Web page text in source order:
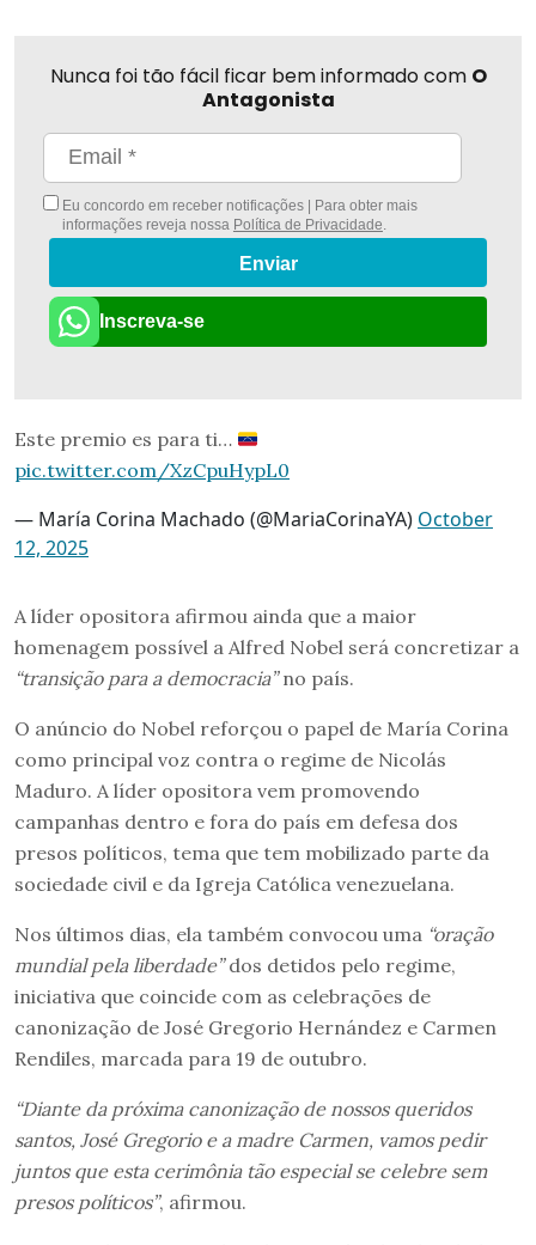
Nunca foi tão fácil ficar bem informado com O
Antagonista
Eu concordo em receber notificações | Para obter mais
informações reveja nossa Política de Privacidade
Enviar
Inscreva-se
Este premio es para ti…
pic.twitter.com/XzCpuHypL0
— María Corina Machado (@MariaCorinaYA) October
12, 2025
A líder opositora afirmou ainda que a maior
homenagem possível a Alfred Nobel será concretizar a
“transição para a democracia”no país.
O anúncio do Nobel reforçou o papel de María Corina
como principal voz contra o regime de Nicolás
Maduro. A líder opositora vem promovendo
campanhas dentro e fora do país em defesa dos
presos políticos, tema que tem mobilizado parte da
sociedade civil e da Igreja Católica venezuelana.
Nos últimos dias, ela também convocou uma “oração
mundial pela liberdade”dos detidos pelo regime,
iniciativa que coincide com as celebrações de
canonização de José Gregorio Hernández e Carmen
Rendiles, marcada para 19 de outubro.
“Diante da próxima canonização de nossos queridos
santos, José Gregorio e a madre Carmen, vamos pedir
juntos que esta cerimônia tão especial se celebre sem
presos políticos”, afirmou.